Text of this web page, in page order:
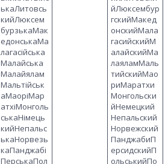
ькаЛитовсь
кийЛюксем
бурзькаМак
едонськаМа
лагасійська
Малайська
Малайялам
Мальтійськ
аМаоріМар
атхіМонголь
ськаНімець
кийНепальс
ькаНорвезь
каПанджабі
ПерськаПол
йЛюксембур
гскийМакед
онскийМала
гасийскийМ
алайскийМа
лаяламМаль
тийскийМао
риМаратхи
Монгольски
йНемецкий
Непальский
Норвежский
ПанджабиП
ерсидскийП
ольськийПо